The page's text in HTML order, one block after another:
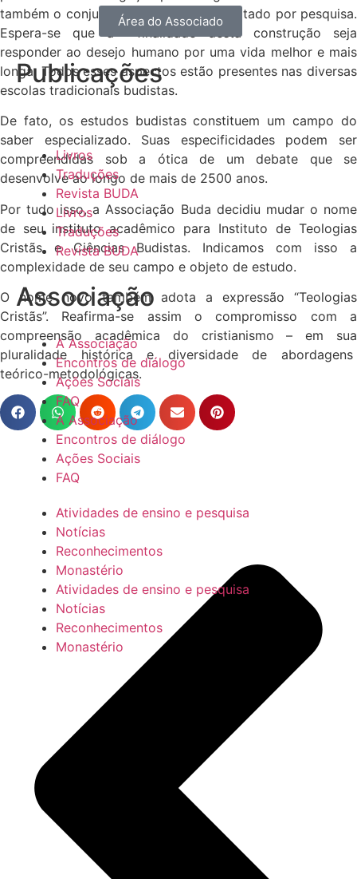
Área do Associado
Publicações
Livros
Traduções
Revista BUDA
Livros
Traduções
Revista BUDA
Associação
A Associação
Encontros de diálogo
Ações Sociais
FAQ
A Associação
Encontros de diálogo
Ações Sociais
FAQ
Atividades de ensino e pesquisa
Notícias
Reconhecimentos
Monastério
Atividades de ensino e pesquisa
Notícias
Reconhecimentos
Monastério
também o conjunto de estudos possibilitado por pesquisa.
Espera-se que a finalidade desta construção seja
responder ao desejo humano por uma vida melhor e mais
longa. Todos esses aspectos estão presentes nas diversas
escolas tradicionais budistas.
De fato, os estudos budistas constituem um campo do
saber especializado. Suas especificidades podem ser
compreendidas sob a ótica de um debate que se
desenvolve ao longo de mais de 2500 anos.
Por tudo isso, a Associação Buda decidiu mudar o nome
de seu instituto acadêmico para Instituto de Teologias
Cristãs e Ciências Budistas. Indicamos com isso a
complexidade de seu campo e objeto de estudo.
O nome novo também adota a expressão “Teologias
Cristãs”. Reafirma-se assim o compromisso com a
compreensão acadêmica do cristianismo – em sua
pluralidade histórica e diversidade de abordagens
teórico-metodológicas.